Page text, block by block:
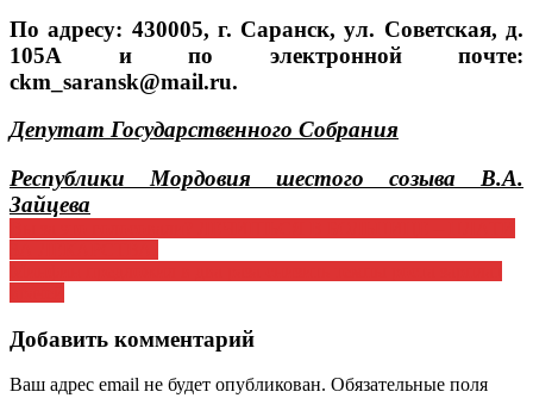
По адресу: 430005, г. Саранск, ул. Советская, д.
105А и по электронной почте:
ckm saransk@mail.ru.
Депутат Государственного Собрания
Республики Мордовия шестого созыва В.А.
Зайцева
Навигация
по
записям
Добавить комментарий
Ваш адрес email не будет опубликован. Обязательные поля